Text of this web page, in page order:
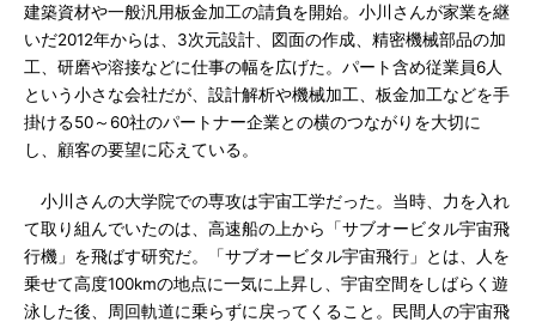
建築資材や一般汎用板金加工の請負を開始。小川さんが家業を継
いだ2012年からは、3次元設計、図面の作成、精密機械部品の加
工、研磨や溶接などに仕事の幅を広げた。パート含め従業員6人
という小さな会社だが、設計解析や機械加工、板金加工などを手
掛ける50～60社のパートナー企業との横のつながりを大切に
し、顧客の要望に応えている。
小川さんの大学院での専攻は宇宙工学だった。当時、力を入れ
て取り組んでいたのは、高速船の上から「サブオービタル宇宙飛
行機」を飛ばす研究だ。「サブオービタル宇宙飛行」とは、人を
乗せて高度100kmの地点に一気に上昇し、宇宙空間をしばらく遊
泳した後、周回軌道に乗らずに戻ってくること。民間人の宇宙飛